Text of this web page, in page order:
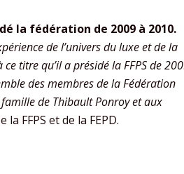
la fédération de 2009 à 2010.
de l’univers du luxe et de la
titre qu’il a présidé la FFPS de
des membres de la Fédération
de Thibault Ponroy et aux
FFPS et de la FEPD.